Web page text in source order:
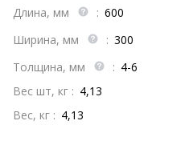
Длина, мм : 600
Ширина, мм
: 300
Толщина, мм
: 4-6
Вес шт, кг : 4,13
Вес, кг : 4,13